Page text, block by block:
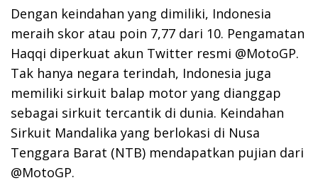
Dengan keindahan yang dimiliki, Indonesia
meraih skor atau poin 7,77 dari 10. Pengamatan
Haqqi diperkuat akun Twitter resmi @MotoGP.
Tak hanya negara terindah, Indonesia juga
memiliki sirkuit balap motor yang dianggap
sebagai sirkuit tercantik di dunia. Keindahan
Sirkuit Mandalika yang berlokasi di Nusa
Tenggara Barat (NTB) mendapatkan pujian dari
@MotoGP.